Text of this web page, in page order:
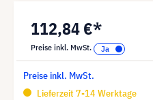
112,84 €*
Preise inkl. MwSt.
Preise inkl. MwSt.
Lieferzeit 7-14 Werktage